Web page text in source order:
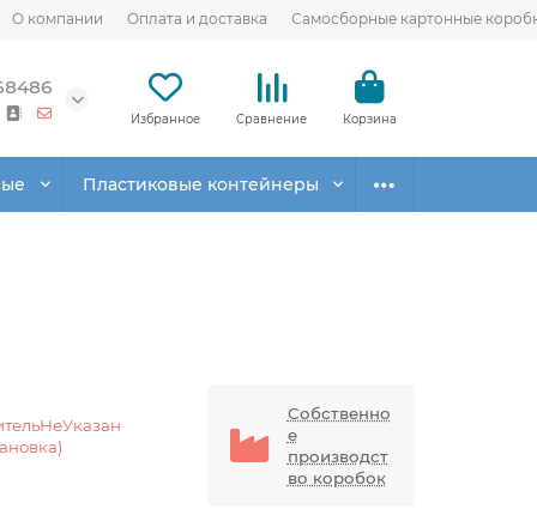
О компании Оплата и доставка Самосборные картонные
Избранное Сравнение Корзина
Пластиковые контейнеры
Собственно
е
производст
во коробок